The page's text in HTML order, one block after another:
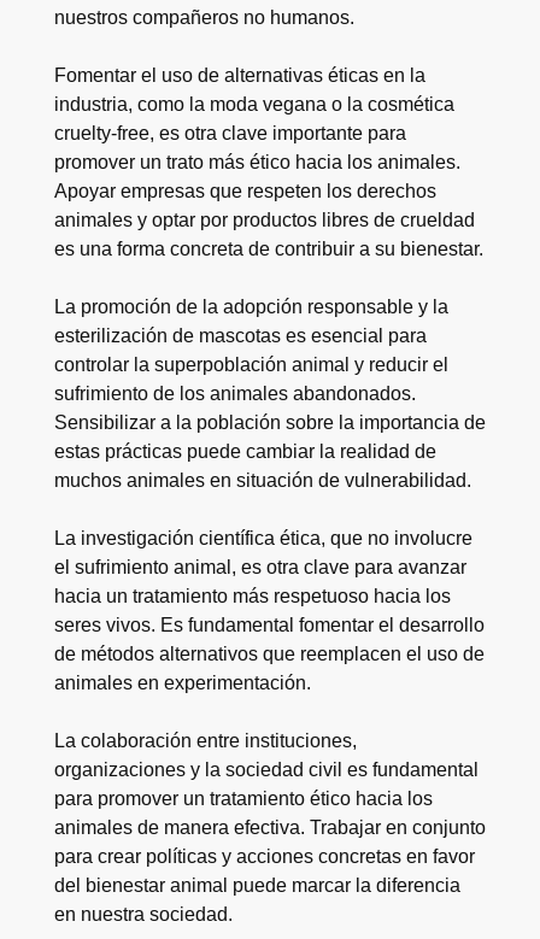
nuestros compañeros no humanos.
Fomentar el uso de alternativas éticas en la
industria, como la moda vegana o la cosmética
cruelty-free, es otra clave importante para
promover un trato más ético hacia los animales.
Apoyar empresas que respeten los derechos
animales y optar por productos libres de crueldad
es una forma concreta de contribuir a su bienestar.
La promoción de la adopción responsable y la
esterilización de mascotas es esencial para
controlar la superpoblación animal y reducir el
sufrimiento de los animales abandonados.
Sensibilizar a la población sobre la importancia de
estas prácticas puede cambiar la realidad de
muchos animales en situación de vulnerabilidad.
La investigación científica ética, que no involucre
el sufrimiento animal, es otra clave para avanzar
hacia un tratamiento más respetuoso hacia los
seres vivos. Es fundamental fomentar el desarrollo
de métodos alternativos que reemplacen el uso de
animales en experimentación.
La colaboración entre instituciones,
organizaciones y la sociedad civil es fundamental
para promover un tratamiento ético hacia los
animales de manera efectiva. Trabajar en conjunto
para crear políticas y acciones concretas en favor
del bienestar animal puede marcar la diferencia
en nuestra sociedad.